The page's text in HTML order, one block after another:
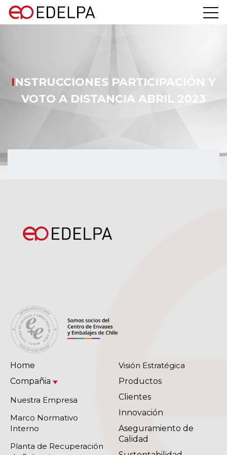
INSTRUCCIONES PARTICIPACIÓN Y
VOTO A DISTANCIA ABRIL 2023
Home
Compañia
Nuestra Empresa
Marco Normativo
Interno
Planta de Recuperación
Visión Estratégica
Productos
Clientes
Innovación
Aseguramiento de
Calidad